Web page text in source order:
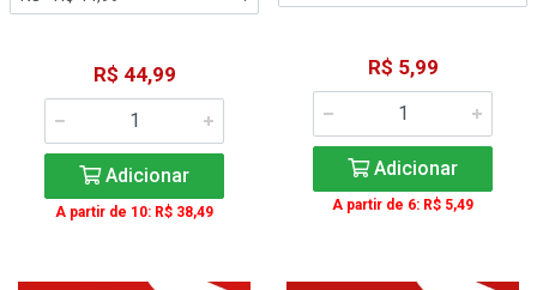
R$ 44,99
Adicionar
A partir de 10: R$ 38,49
R$ 5,99
Adicionar
A partir de 6: R$ 5,49